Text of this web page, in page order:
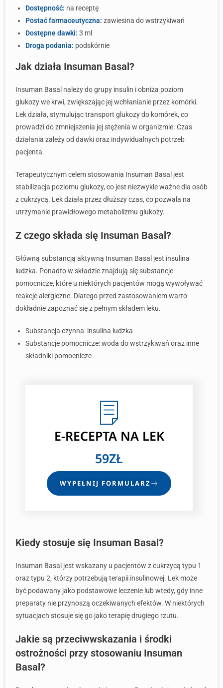
Dostępność: na receptę
Postać farmaceutyczna: zawiesina do wstrzykiwań
Dostępne dawki: 3 ml
Droga podania: podskórnie
Jak działa Insuman Basal?
Insuman Basal należy do grupy insulin i obniża poziom
glukozy we krwi, zwiększając jej wchłanianie przez komórki.
Lek działa, stymulując transport glukozy do komórek, co
prowadzi do zmniejszenia jej stężenia w organizmie. Czas
działania zależy od dawki oraz indywidualnych potrzeb
pacjenta.
Terapeutycznym celem stosowania Insuman Basal jest
stabilizacja poziomu glukozy, co jest niezwykle ważne dla osób
z cukrzycą. Lek działa przez dłuższy czas, co pozwala na
utrzymanie prawidłowego metabolizmu glukozy.
Z czego składa się Insuman Basal?
Główną substancją aktywną Insuman Basal jest insulina
ludzka. Ponadto w składzie znajdują się substancje
pomocnicze, które u niektórych pacjentów mogą wywoływać
reakcje alergiczne. Dlatego przed zastosowaniem warto
dokładnie zapoznać się z pełnym składem leku.
Substancja czynna: insulina ludzka
Substancje pomocnicze: woda do wstrzykiwań oraz inne
składniki pomocnicze
E-RECEPTANA LEK
59ZŁ
WYPEŁNIJ FORMULARZ
Kiedy stosuje się Insuman Basal?
Insuman Basal jest wskazany u pacjentów z cukrzycą typu 1
oraz typu 2, którzy potrzebują terapii insulinowej. Lek może
być podawany jako podstawowe leczenie lub wtedy, gdy inne
preparaty nie przynoszą oczekiwanych efektów. W niektórych
sytuacjach stosuje się go jako terapię drugiego rzutu.
Jakie są przeciwwskazania i środki
ostrożności przy stosowaniu Insuman
Basal?